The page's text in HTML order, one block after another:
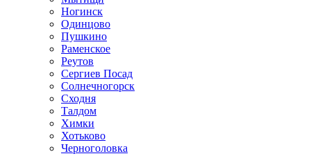
Ногинск
Одинцово
Пушкино
Раменское
Реутов
Сергиев Посад
Солнечногорск
Сходня
Талдом
Химки
Хотьково
Черноголовка